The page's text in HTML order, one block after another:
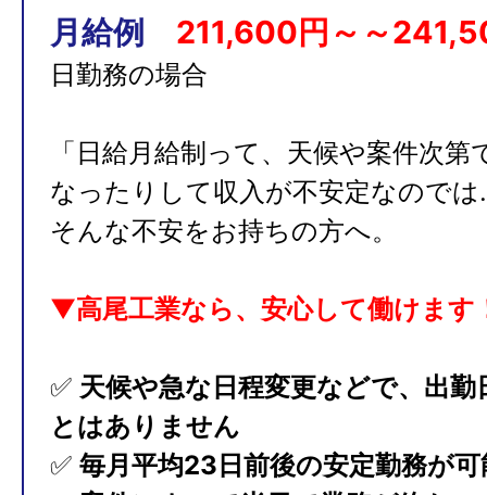
月給例 211,600円～～
日勤務の場合
「日給月給制って、天候や案件次第
なったりして収入が不安定なので
そんな不安をお持ちの方へ。
▼高尾工業なら、安心して働けます
✅ 天候や急な日程変更などで、出勤
とはありません
✅ 毎月平均23日前後の安定勤務が可